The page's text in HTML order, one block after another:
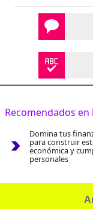
Recomendados en
Domina tus
para construir
económica y
personales